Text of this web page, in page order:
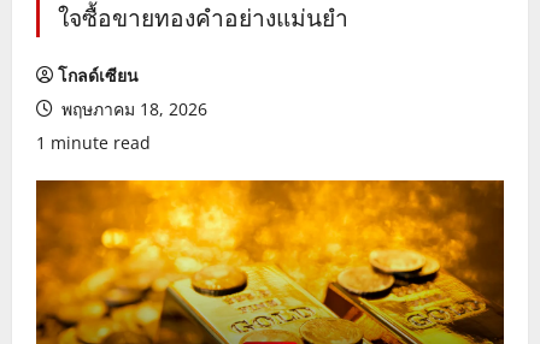
ใจซื้อขายทองคำอย่างแม่นยำ
โกลด์เซียน
พฤษภาคม 18, 2026
1 minute read